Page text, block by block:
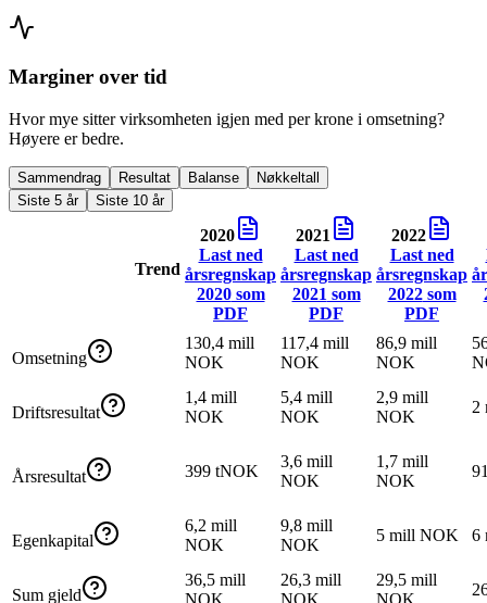
Marginer over tid
Hvor mye sitter virksomheten igjen med per krone i omsetning?
Høyere er bedre.
Sammendrag Resultat Balanse
Nøkkeltall
Siste 5 år
Siste 10 år
Trend
2020
Last ned
årsregnskap
2020som
PDF
2021
Last ned
årsregnskap
2021 som
PDF
2022
Last ned
årsregnskap
2022som
PDF
Omsetning
130,4 mill
NOK
117,4 mill
NOK
86,9 mill
NOK
Driftsresultat
1,4 mill
NOK
5,4 mill
NOK
2,9 mill
NOK
2
Årsresultat 399 tNOK
3,6 mill
NOK
1,7 mill
NOK
Egenkapital
6,2 mill
NOK
9,8 mill
NOK
5 mill NOK 6
Sum gjeld
36,5 mill
NOK
26,3 mill
NOK
29,5 mill
NOK